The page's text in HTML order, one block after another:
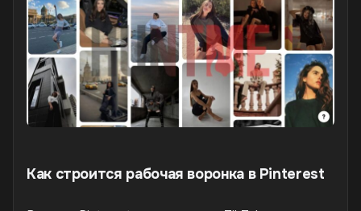
Как строится рабочая воронка в Pinterest